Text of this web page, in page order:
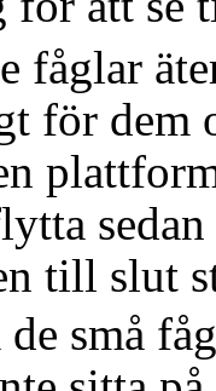
fåglar
för dem
till slut
de små